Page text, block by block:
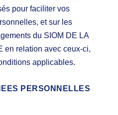
pour faciliter vos
et sur les
du SIOM DE LA
en relation avec ceux-ci,
applicables.
PERSONNELLES